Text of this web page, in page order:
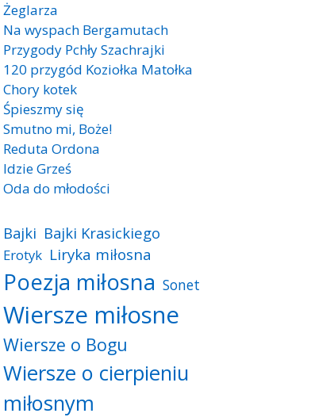
Żeglarza
Na wyspach Bergamutach
Przygody Pchły Szachrajki
120 przygód Koziołka Matołka
Chory kotek
Śpieszmy się
Smutno mi, Boże!
Reduta Ordona
Idzie Grześ
Oda do młodości
Bajki Bajki Krasickiego
Erotyk Liryka miłosna
Poezja miłosna Sonet
Wiersze miłosne
Wiersze o Bogu
Wiersze o cierpieniu
miłosnym